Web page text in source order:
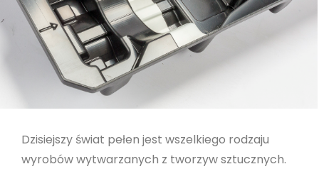
Dzisiejszy świat pełen jest wszelkiego rodzaju
wyrobów wytwarzanych z tworzyw sztucznych.